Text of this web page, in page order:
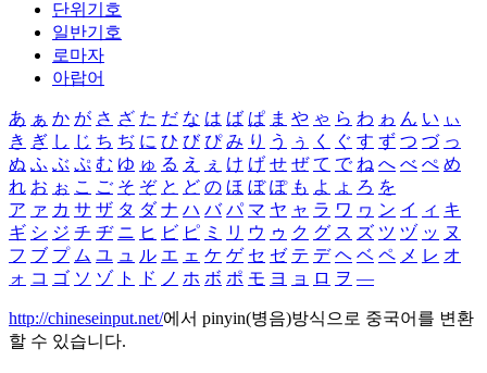
단위기호
일반기호
로마자
아랍어
あ ぁ か が さ ざ た だ な は ば ぱ ま や ゃ ら わ ゎ ん い ぃ
き ぎ し じ ち ぢ に ひ び ぴ み り う ぅ く ぐ す ず つ づ っ
ぬ ふ ぶ ぷ む ゆ ゅ る え ぇ け げ せ ぜ て で ね へ べ ぺ め
れ お ぉ こ ご そ ぞ と ど の ほ ぼ ぽ も よ ょ ろ を
ア ァ カ サ ザ タ ダ ナ ハ バ パ マ ヤ ャ ラ ワ ヮ ン イ ィ キ
ギ シ ジ チ ヂ ニ ヒ ビ ピ ミ リ ウ ゥ ク グ ス ズ ツ ヅ ッ ヌ
フ ブ プ ム ユ ュ ル エ ェ ケ ゲ セ ゼ テ デ ヘ ベ ペ メ レ オ
ォ コ ゴ ソ ゾ ト ド ノ ホ ボ ポ モ ヨ ョ ロ ヲ ―
http://chineseinput.net/에서 pinyin(병음)방식으로 중국어를 변환
할 수 있습니다.